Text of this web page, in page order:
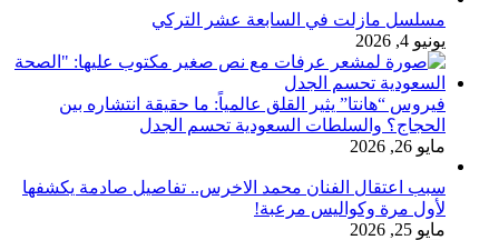
مسلسل مازلت في السابعة عشر التركي
يونيو 4, 2026
فيروس “هانتا” يثير القلق عالمياً: ما حقيقة انتشاره بين
الحجاج؟ والسلطات السعودية تحسم الجدل
مايو 26, 2026
سبب اعتقال الفنان محمد الاخرس.. تفاصيل صادمة يكشفها
لأول مرة وكواليس مرعبة!
مايو 25, 2026